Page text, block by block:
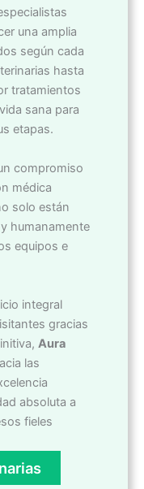
una amplia
según cada
hasta
tratamientos
sana para
etapas.
compromiso
médica
solo están
humanamente
equipos e
integral
gracias
Aura
las
absoluta a
fieles